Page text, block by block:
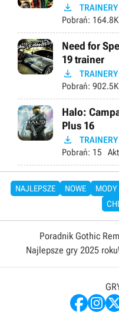

Pobrań: 164.8K
Need for
19 trainer

Pobrań: 902.5K
Halo:
Plus 16

Pobrań: 15
NAJLEPSZE NOWE MODY
Poradnik Gothic
Najlepsze gry 2025 roku